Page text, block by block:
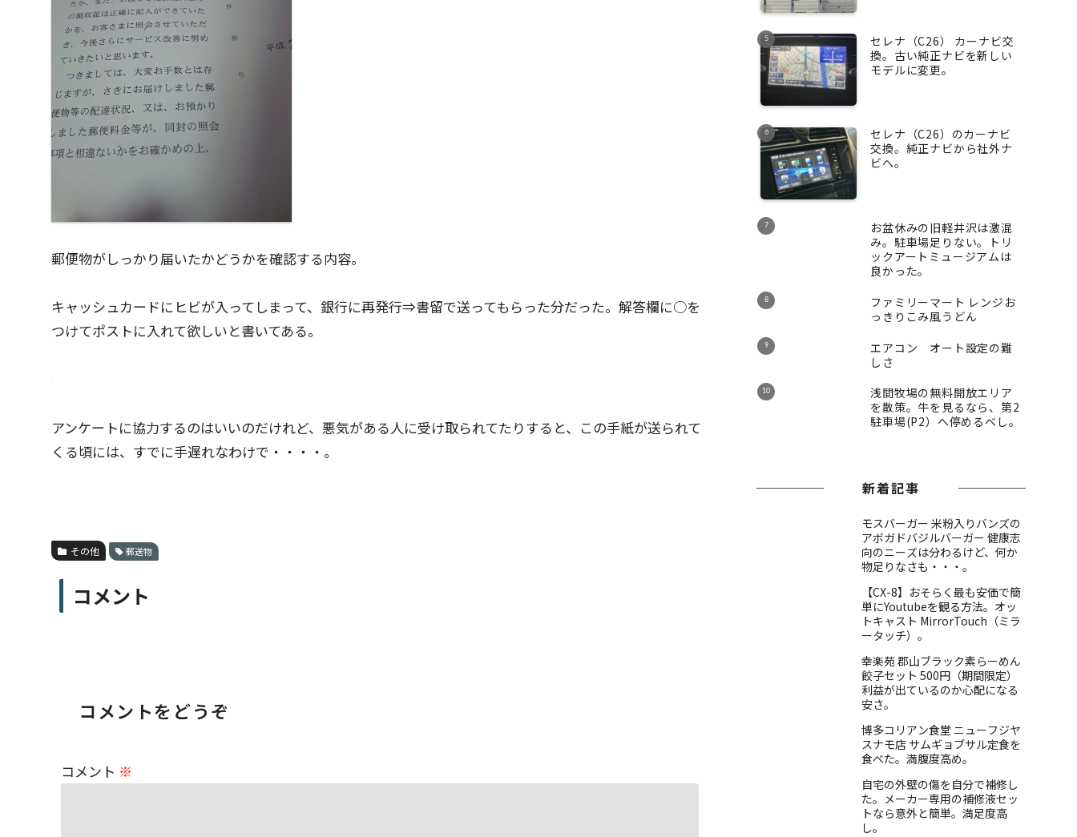
郵便物がしっかり届いたかどうかを確認する内容。
キャッシュカードにヒビが入ってしまって、銀行に再発行⇒書留で送ってもらった分だった。解答欄に○を
つけてポストに入れて欲しいと書いてある。
アンケートに協力するのはいいのだけれど、悪気がある人に受け取られてたりすると、この手紙が送られて
くる頃には、すでに手遅れなわけで・・・・。
その他 郵送物
コメント
コメントをどうぞ
コメント ※
セレナ（C26） カーナビ交
換。古い純正ナビを新しい
モデルに変更。
セレナ（C26）のカーナビ
交換。純正ナビから社外ナ
ビへ。
お盆休みの旧軽井沢は激混
み。駐車場足りない。トリ
ックアートミュージアムは
良かった。
ファミリーマート レンジお
っきりこみ風うどん
エアコン オート設定の難
しさ
浅間牧場の無料開放エリア
を散策。牛を見るなら、第2
駐車場(P2）へ停めるべし。
新着記事
モスバーガー 米粉入りバンズの
アボガドバジルバーガー 健康志
向のニーズは分わるけど、何か
物足りなさも・・・。
【CX-8】おそらく最も安価で簡
単にYoutubeを観る方法。オッ
トキャスト MirrorTouch（ミラ
ータッチ）。
幸楽苑 郡山ブラック素らーめん
餃子セット 500円（期間限定）
利益が出ているのか心配になる
安さ。
博多コリアン食堂 ニューフジヤ
スナモ店 サムギョブサル定食を
食べた。満腹度高め。
自宅の外壁の傷を自分で補修し
た。メーカー専用の補修液セッ
トなら意外と簡単。満足度高
し。